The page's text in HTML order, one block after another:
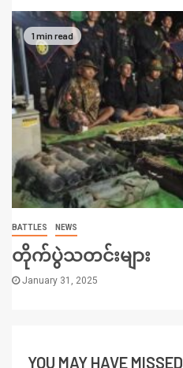
1 min read
BATTLES NEWS
တိုက်ပွဲသတင်းများ
January 31, 2025
YOU MAY HAVE MISSED